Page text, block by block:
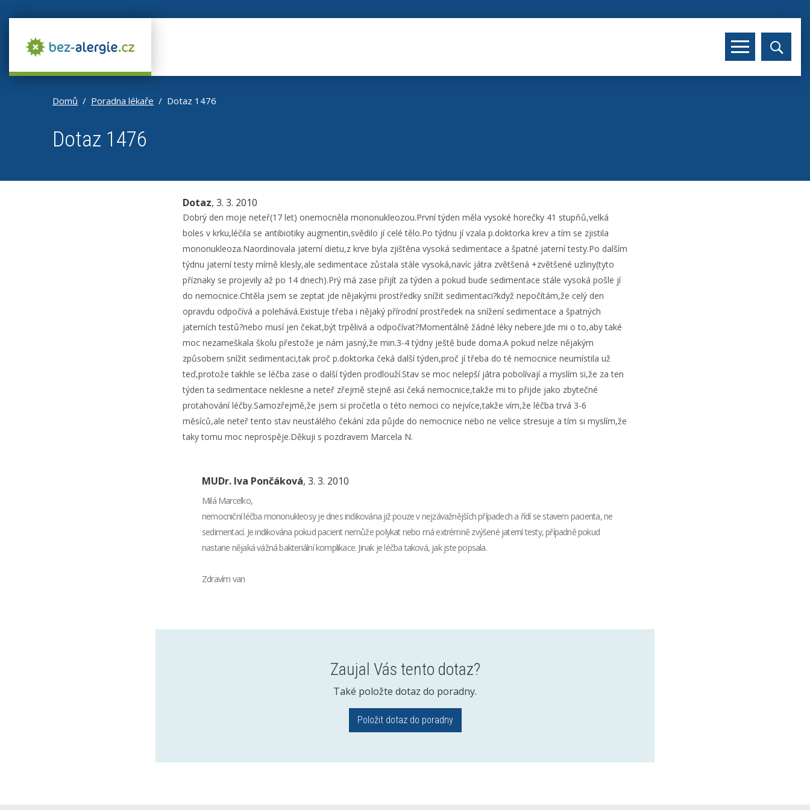
Domů Poradna lékaře Dotaz 1476
Dotaz 1476
Dotaz, 3. 3. 2010
Dobrý den moje neteř(17 let) onemocněla mononukleozou.První týden měla vysoké horečky 41 stupňů,velká
boles v krku,léčila se antibiotiky augmentin,svědilo jí celé tělo.Po týdnu jí vzala p.doktorka krev a tím se zjistila
mononukleoza.Naordinovala jaterní dietu,z krve byla zjištěna vysoká sedimentace a špatné jaterní testy.Po dalším
týdnu jaterní testy mírně klesly,ale sedimentace zůstala stále vysoká,navíc játra zvětšená +zvětšené uzliny(tyto
příznaky se projevily až po 14 dnech).Prý má zase přijít za týden a pokud bude sedimentace stále vysoká pošle jí
do nemocnice.Chtěla jsem se zeptat jde nějakými prostředky snížit sedimentaci?když nepočítám,že celý den
opravdu odpočívá a polehává.Existuje třeba i nějaký přírodní prostředek na snížení sedimentace a špatných
jaterních testů?nebo musí jen čekat,být trpělivá a odpočívat?Momentálně žádné léky nebere.Jde mi o to,aby také
moc nezameškala školu přestože je nám jasný,že min.3-4 týdny ještě bude doma.A pokud nelze nějakým
způsobem snížit sedimentaci,tak proč p.doktorka čeká další týden,proč jí třeba do té nemocnice neumístila už
teď,protože takhle se léčba zase o další týden prodlouží.Stav se moc nelepší játra pobolívají a myslím si,že za ten
týden ta sedimentace neklesne a neteř zřejmě stejně asi čeká nemocnice,takže mi to přijde jako zbytečné
protahování léčby.Samozřejmě,že jsem si pročetla o této nemoci co nejvíce,takže vím,že léčba trvá 3-6
měsíců,ale neteř tento stav neustálého čekání zda půjde do nemocnice nebo ne velice stresuje a tím si myslím,že
taky tomu moc neprospěje.Děkuji s pozdravem Marcela N.
MUDr. Iva Pončáková, 3. 3. 2010
Milá Marcelko,
nemocniční léčba mononukleosy je dnes indikována již pouze v nejzávažnějších případech a řídí se stavem pacienta, ne
sedimentací. Je indikována pokud pacient nemůže polykat nebo má extrémně zvýšené jaterní testy, případně pokud
nastane nějaká vážná bakteriální komplikace. Jinak je léčba taková, jak jste popsala.
Zdravím van
Zaujal Vás tento dotaz?
Také položte dotaz do poradny.
Položit dotaz do poradny